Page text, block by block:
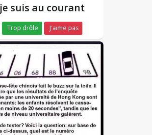
je suis au courant
Trop drôle J'aime pas